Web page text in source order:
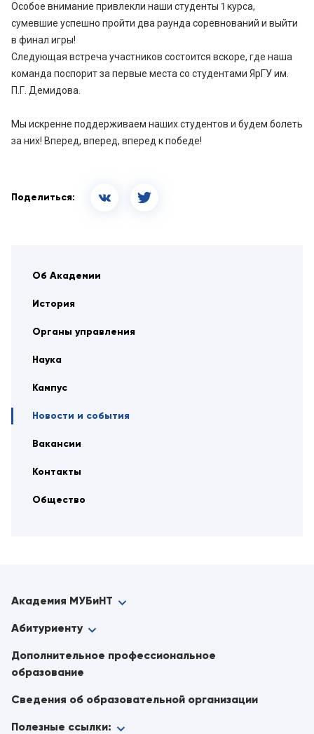
Об Академии
История
Органы управления
Наука
Кампус
Новости и события
Вакансии
Контакты
Общество
Особое внимание привлекли наши студенты 1 курса,
сумевшие успешно пройти два раунда соревнований и выйти
в финал игры!
Следующая встреча участников состоится вскоре, где наша
команда поспорит за первые места со студентами ЯрГУ им.
П.Г. Демидова.
Мы искренне поддерживаем наших студентов и будем болеть
за них! Вперед, вперед, вперед к победе!
Поделиться:
Академия МУБиНТ
Абитуриенту
Дополнительное профессиональное
образование
Сведения об образовательной организации
Полезные ссылки: